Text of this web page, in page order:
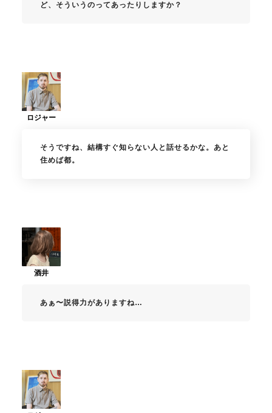
ど、そういうのってあったりしますか？
そうですね、結構すぐ知らない人と話せるかな。あと
住めば都。
あぁ〜説得力がありますね…